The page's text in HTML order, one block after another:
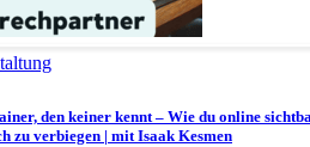
den keiner kennt – Wie du online
zu verbiegen | mit Isaak Kesmen